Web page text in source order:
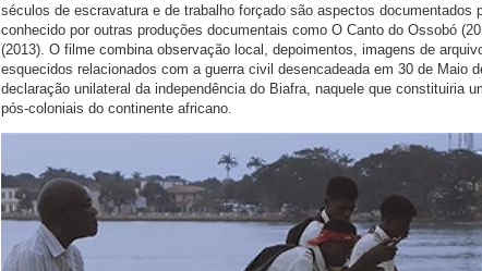
séculos de escravatura e de trabalho forçado são aspectos documentados
conhecido por outras produções documentais como O Canto do Ossobó
(2013). O filme combina observação local, depoimentos, imagens de
esquecidos relacionados com a guerra civil desencadeada em 30 de Maio
declaração unilateral da independência do Biafra, naquele que constituiria
pós-coloniais do continente africano.